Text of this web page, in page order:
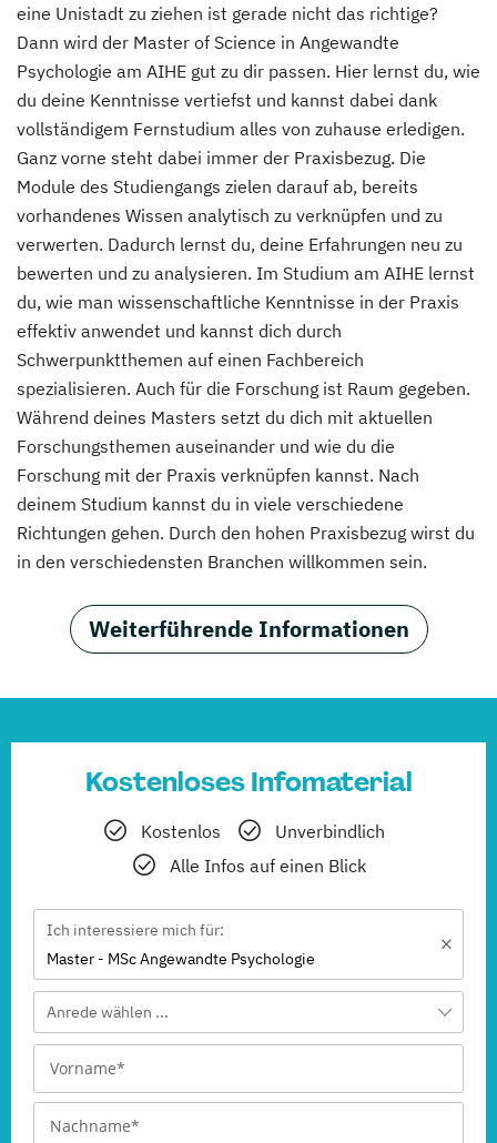
eine Unistadt zu ziehen ist gerade nicht das richtige?
Dann wird der Master of Science in Angewandte
Psychologie am AIHE gut zu dir passen. Hier lernst du, wie
du deine Kenntnisse vertiefst und kannst dabei dank
vollständigem Fernstudium alles von zuhause erledigen.
Ganz vorne steht dabei immer der Praxisbezug. Die
Module des Studiengangs zielen darauf ab, bereits
vorhandenes Wissen analytisch zu verknüpfen und zu
verwerten. Dadurch lernst du, deine Erfahrungen neu zu
bewerten und zu analysieren. Im Studium am AIHE lernst
du, wie man wissenschaftliche Kenntnisse in der Praxis
effektiv anwendet und kannst dich durch
Schwerpunktthemen auf einen Fachbereich
spezialisieren. Auch für die Forschung ist Raum gegeben.
Während deines Masters setzt du dich mit aktuellen
Forschungsthemen auseinander und wie du die
Forschung mit der Praxis verknüpfen kannst. Nach
deinem Studium kannst du in viele verschiedene
Richtungen gehen. Durch den hohen Praxisbezug wirst du
in den verschiedensten Branchen willkommen sein.
Weiterführende Informationen
Kostenloses Infomaterial
Kostenlos
Unverbindlich
Alle Infos auf einen Blick
Ich interessiere mich für:
Master - MSc Angewandte Psychologie
Anrede wählen ...